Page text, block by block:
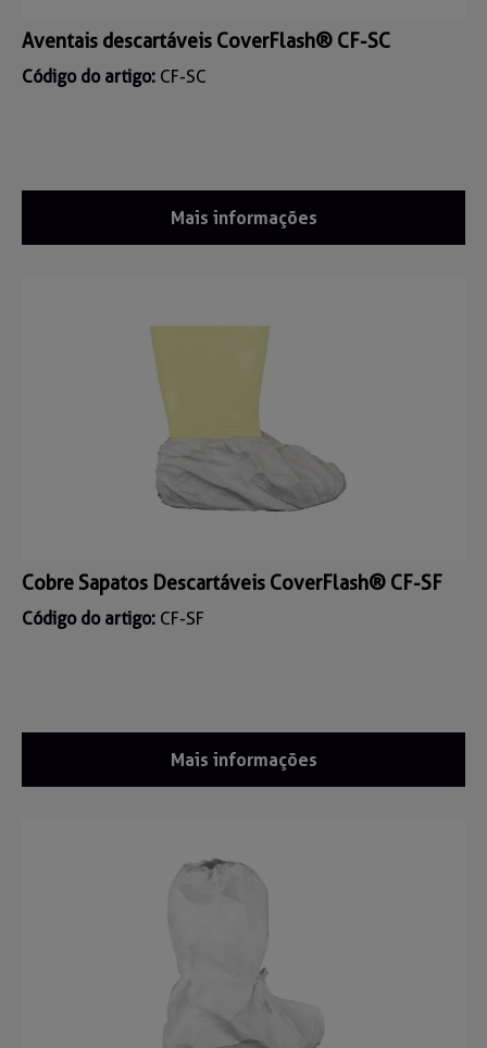
Aventais descartáveis CoverFlash® CF-SC
Código do artigo: CF-SC
Mais informações
Cobre Sapatos Descartáveis CoverFlash® CF-SF
Código do artigo: CF-SF
Mais informações